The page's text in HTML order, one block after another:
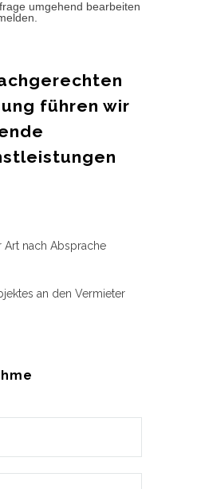
umgehend bearbeiten
führen wir
nach Absprache
an den Vermieter